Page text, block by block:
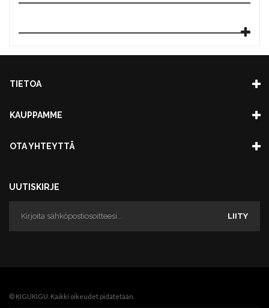
TIETOA
KAUPPAMME
OTA YHTEYTTÄ
UUTISKIRJE
LIITY
© KIGUKIGU. Kaikki oikeudet pidätetään.